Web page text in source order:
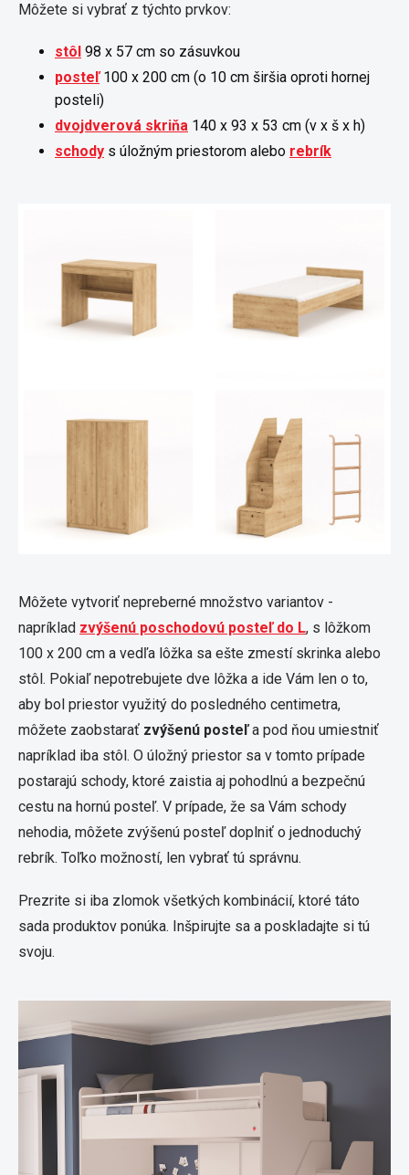
Môžete si vybrať z týchto prvkov:
stôl 98 x 57 cm so zásuvkou
posteľ100 x 200 cm (o 10 cm širšia oproti hornej
posteli)
dvojdverová skriňa 140 x 93 x 53 cm (v x š x h)
schody s úložným priestorom alebo rebrík
Môžete vytvoriť nepreberné množstvo variantov -
napríklad zvýšenú poschodovú posteľ do L, s lôžkom
100 x 200 cm a vedľa lôžka sa ešte zmestí skrinka alebo
stôl. Pokiaľ nepotrebujete dve lôžka a ide Vám len o to,
aby bol priestor využitý do posledného centimetra,
môžete zaobstarať zvýšenú posteľa pod ňou umiestniť
napríklad iba stôl. O úložný priestor sa v tomto prípade
postarajú schody, ktoré zaistia aj pohodlnú a bezpečnú
cestu na hornú posteľ. V prípade, že sa Vám schody
nehodia, môžete zvýšenú posteľ doplniť o jednoduchý
rebrík. Toľko možností, len vybrať tú správnu.
Prezrite si iba zlomok všetkých kombinácií, ktoré táto
sada produktov ponúka. Inšpirujte sa a poskladajte si tú
svoju.